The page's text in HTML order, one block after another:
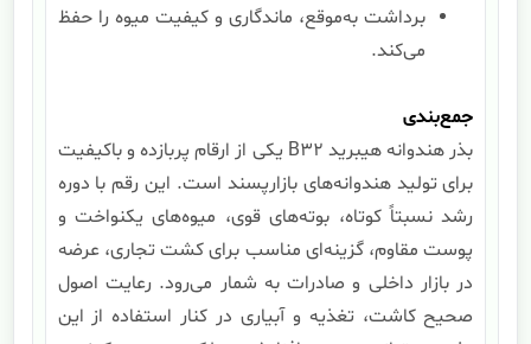
برداشت به‌موقع، ماندگاری و کیفیت میوه را حفظ
می‌کند.
جمع‌بندی
بذر هندوانه هیبرید B32 یکی از ارقام پربازده و باکیفیت
برای تولید هندوانه‌های بازارپسند است. این رقم با دوره
رشد نسبتاً کوتاه، بوته‌های قوی، میوه‌های یکنواخت و
پوست مقاوم، گزینه‌ای مناسب برای کشت تجاری، عرضه
در بازار داخلی و صادرات به شمار می‌رود. رعایت اصول
صحیح کاشت، تغذیه و آبیاری در کنار استفاده از این